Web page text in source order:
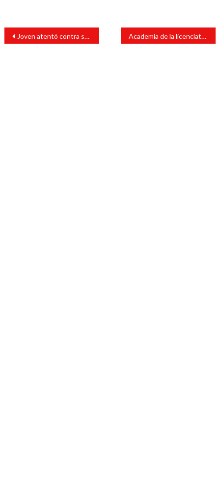
Navegación
entradas
Joven atentó contra su 4ida con una hamaca Academia de la licenciatura en administración del tecnm campus San Andrés Tuxtla imparte taller ‘hábitos de ahorro’